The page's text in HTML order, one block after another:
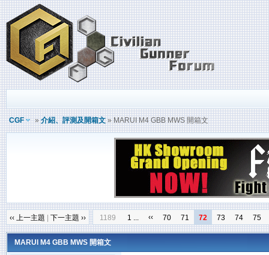
CGF »介紹、評測及開箱文» MARUI M4 GBB MWS 開箱文
‹‹ 上一主題 下一主題 ›› 1189 1 ... ‹‹ 70 71 72 73 74 75
MARUI M4 GBB MWS 開箱文